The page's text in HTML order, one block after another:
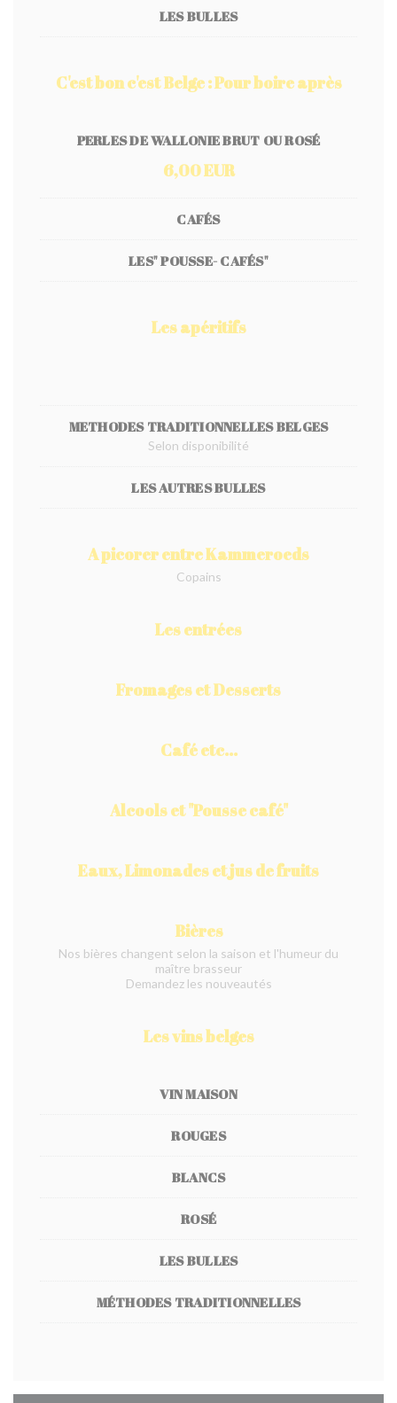
LES BULLES
C'est bon c'est Belge : Pour boire après
PERLES DE WALLONIE BRUT OU ROSÉ
6,00 EUR
CAFÉS
LES" POUSSE- CAFÉS"
Les apéritifs
METHODES TRADITIONNELLES BELGES
Selon disponibilité
LES AUTRES BULLES
A picorer entre Kammeroeds
Copains
Les entrées
Fromages et Desserts
Café etc...
Alcools et "Pousse café"
Eaux, Limonades et jus de fruits
Bières
Nos bières changent selon la saison et l'humeur du
maître brasseur
Demandez les nouveautés
Les vins belges
VIN MAISON
ROUGES
BLANCS
ROSÉ
LES BULLES
MÉTHODES TRADITIONNELLES